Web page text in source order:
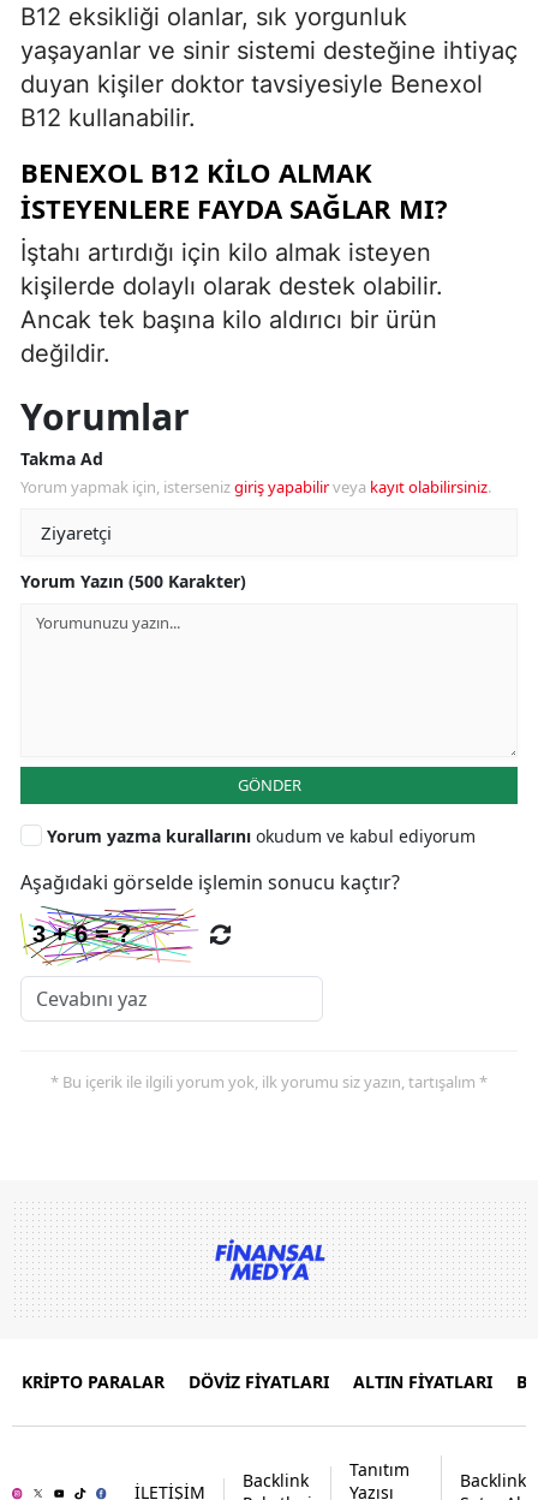
B12 eksikliği olanlar, sık yorgunluk
yaşayanlar ve sinir sistemi desteğine ihtiyaç
duyan kişiler doktor tavsiyesiyle Benexol
B12 kullanabilir.
BENEXOL B12 KILO ALMAK
ISTEYENLERE FAYDA SAĞLAR MI?
İştahı artırdığı için kilo almak isteyen
kişilerde dolaylı olarak destek olabilir.
Ancak tek başına kilo aldırıcı bir ürün
değildir.
Yorumlar
Takma Ad
Yorum yapmak için, istersenizgiriş yapabilirveya kayıt olabilirsiniz.
Yorum Yazın (500 Karakter)
GÖNDER
Yorum yazma kurallarını okudum ve kabul ediyorum
Aşağıdaki görselde işlemin sonucu kaçtır?
* Bu içerik ile ilgili yorum yok, ilk yorumu siz yazın, tartışalım *
KRİPTO PARALAR DÖVİZ FİYATLARI ALTIN FİYATLARI
İLETİŞİM
Backlink
Tanıtım
Yazısı
Backlink